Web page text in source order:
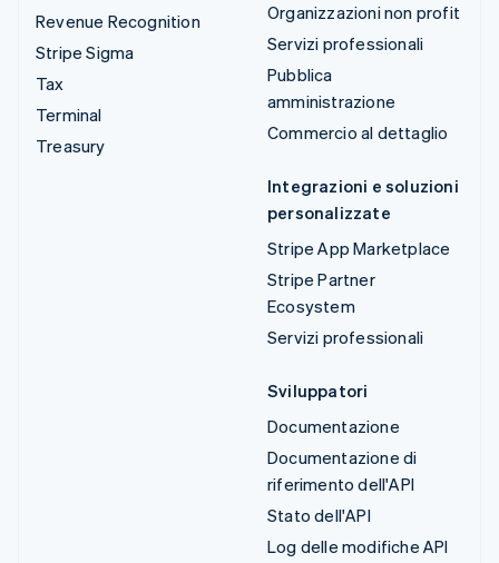
Revenue Recognition
Stripe Sigma
Tax
Terminal
Treasury
Organizzazioni non profit
Servizi professionali
Pubblica
amministrazione
Commercio al dettaglio
Integrazioni e soluzioni
personalizzate
Stripe App Marketplace
Stripe Partner
Ecosystem
Servizi professionali
Sviluppatori
Documentazione
Documentazione di
riferimento dell'API
Stato dell'API
Log delle modifiche API